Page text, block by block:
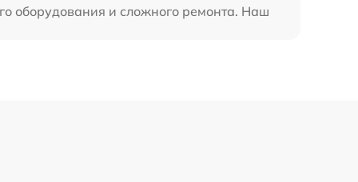
оборудования и сложного ремонта. Наш